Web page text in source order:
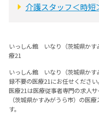
介護スタッフ＜時短
いっしん館 いなり（茨城県かす
療21
いっしん館 いなり（茨城県かす
録不要の医療21にお任せください。
医療21は医療従事者専門の求人
（茨城県かすみがうら市）の医
す。